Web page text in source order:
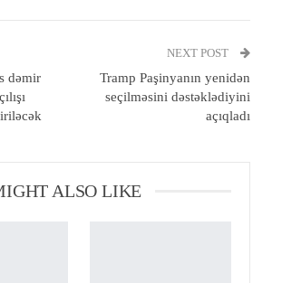
dəmir
NEXT POST
Tramp Paşinyanın yenidən
seçilməsini dəstəklədiyini
açıqladı
ALSO LIKE